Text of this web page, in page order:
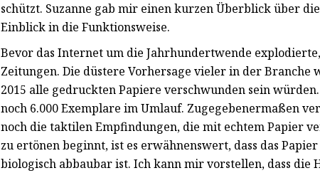
schützt. Suzanne gab mir einen kurzen Überblick über
Einblick in die Funktionsweise.
Bevor das Internet um die Jahrhundertwende
Zeitungen. Die düstere Vorhersage vieler in der Branche
2015 alle gedruckten Papiere verschwunden sein
noch 6.000 Exemplare im Umlauf. Zugegebenermaßen
noch die taktilen Empfindungen, die mit echtem Papier
zu ertönen beginnt, ist es erwähnenswert, dass das
biologisch abbaubar ist. Ich kann mir vorstellen, dass